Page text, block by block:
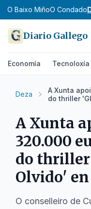
O Baixo MiñoO Condado
Diario Gallego
Economía Tecnoloxía
Deza
A Xunta
do thriller
A Xunta
320.000
do
Olvido'
O conselleiro de